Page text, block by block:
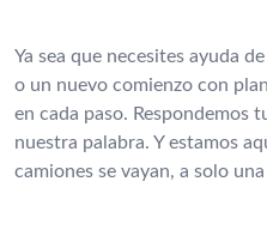
Ya sea que necesites ayuda
o un nuevo comienzo con
en cada paso. Respondemos
nuestra palabra. Y estamos
camiones se vayan, a solo